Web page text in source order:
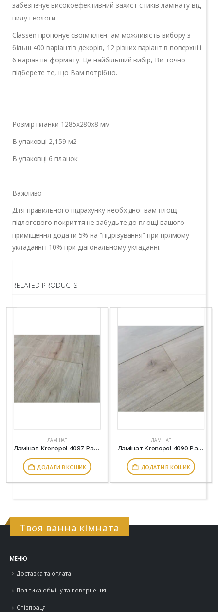
забезпечує високоефективний захист стиків ламінату від
пилу і вологи.
Classen пропонує своїм клієнтам можливість вибору з
більш 400 варіантів декорів, 12 різних варіантів поверхні і
6 варіантів формату. Це найбільший вибір, Ви точно
підберете те, що Вам потрібно.
Розмір планки 1285x280x8 мм
В упаковці 2,159 м2
В упаковці 6 планок
Важливо
Для правильного підрахунку необхідної вам площі
підлогового покриття не забудьте до площі вашого
приміщення додати 5% на “підрізування” при прямому
укладанні і 10% при діагональному укладанні.
RELATED PRODUCTS
ЛАМІНАТ
Ламінат Kronopol 4087 Parfe Floor 4V Дуб Оланд
ДОДАТИ В КОШИК
ЛАМІНАТ
Ламінат Kronopol 4090 Parfe Floor 4V Дуб Монделло
ДОДАТИ В КОШИК
Твоя ванна кімната
МЕНЮ
Доставка та оплата
Політика обміну та повернення
Співпраця